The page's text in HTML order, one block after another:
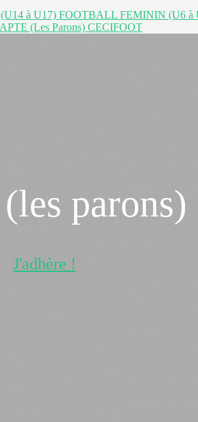
à U17) FOOTBALL FEMININ (U6 à
(Les Parons) CECIFOOT
J'adhère !